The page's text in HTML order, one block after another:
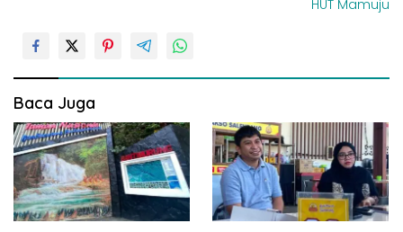
a
s
i
p
o
s
HUT Mamuju
Baca Juga